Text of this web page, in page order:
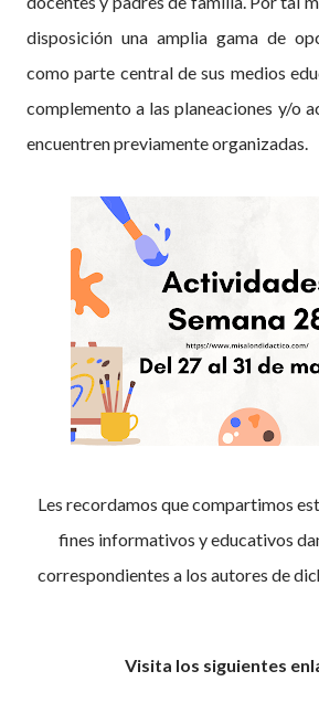
disposición una amplia gama de
como parte central de sus medios
complemento a las planeaciones y/o
encuentren previamente organizadas.
Les recordamos que compartimos estas actividades con
fines informativos y educativos
correspondientes a los autores de
Visita los siguientes